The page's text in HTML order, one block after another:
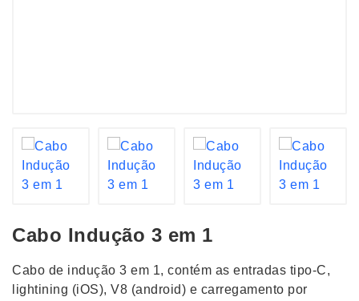
Cabo Indução 3 em 1
Cabo de indução 3 em 1, contém as entradas tipo-C,
lightining (iOS), V8 (android) e carregamento por